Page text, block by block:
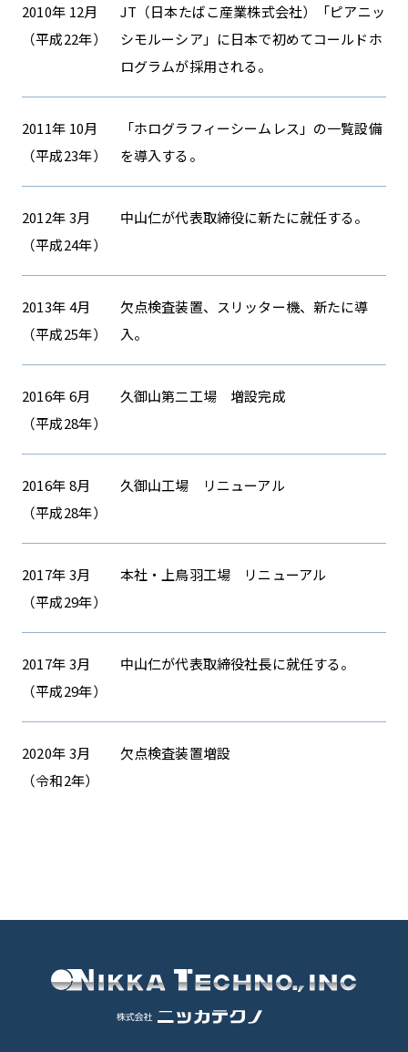
2010年 12月
（平成22年）
JT（日本たばこ産業株式会社）「ピアニッ
シモルーシア」に日本で初めてコールドホ
ログラムが採用される。
2011年 10月
（平成23年）
「ホログラフィーシームレス」の一覧設備
を導入する。
2012年 3月
（平成24年）
中山仁が代表取締役に新たに就任する。
2013年 4月
（平成25年）
欠点検査装置、スリッター機、新たに導
入。
2016年 6月
（平成28年）
久御山第二工場 増設完成
2016年 8月
（平成28年）
久御山工場 リニューアル
2017年 3月
（平成29年）
本社・上鳥羽工場 リニューアル
2017年 3月
（平成29年）
中山仁が代表取締役社長に就任する。
2020年 3月
（令和2年）
欠点検査装置増設